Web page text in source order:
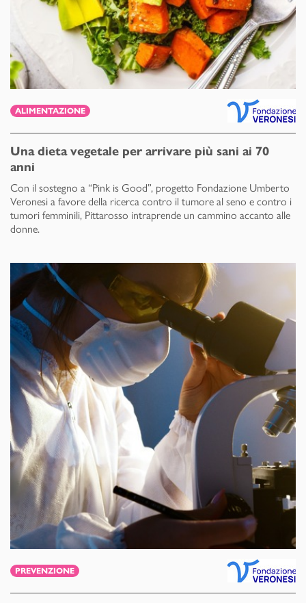
ALIMENTAZIONE
Una dieta vegetale per arrivare più sani ai 70
anni
Con il sostegno a “Pink is Good”, progetto Fondazione Umberto
Veronesi a favore della ricerca contro il tumore al seno e contro i
tumori femminili, Pittarosso intraprende un cammino accanto alle
donne.
PREVENZIONE